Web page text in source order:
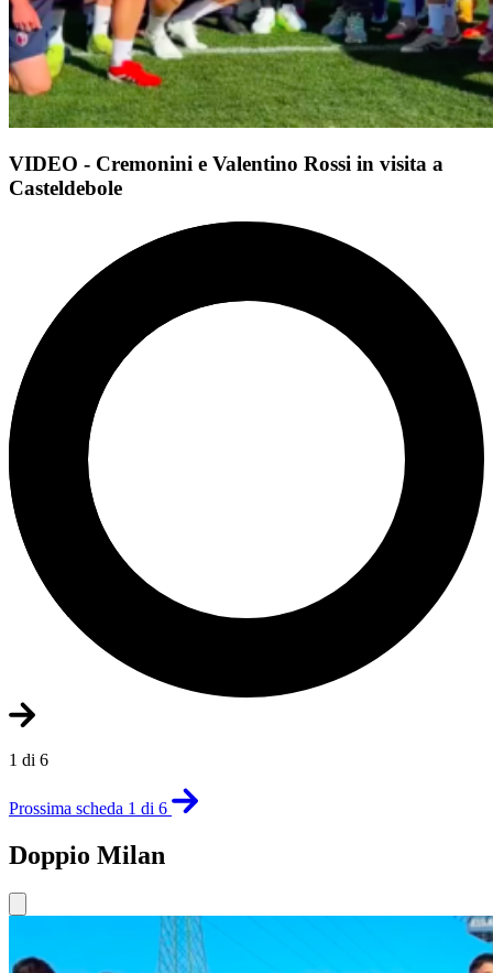
VIDEO - Cremonini e Valentino Rossi in visita a
Casteldebole
1 di 6
Prossima scheda 1 di 6
Doppio Milan